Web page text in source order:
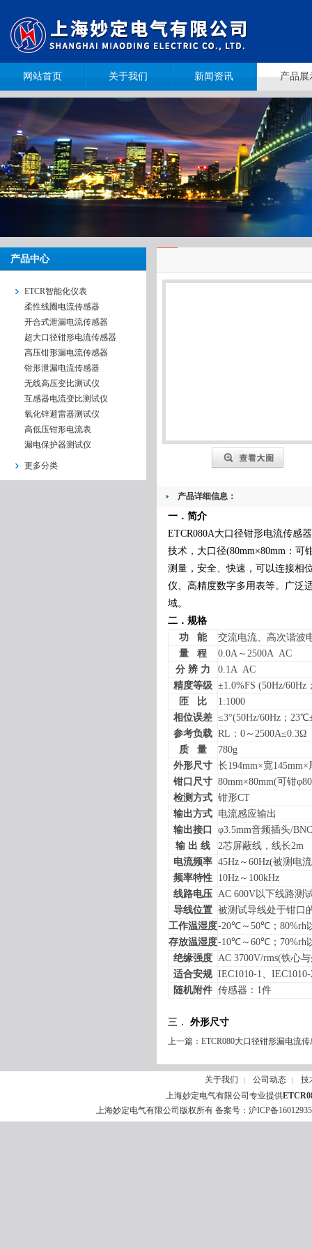
网站首页 关于我们 新闻资讯 产品展
产品中心
ETCR智能化仪表
柔性线圈电流传感器
开合式泄漏电流传感器
超大口径钳形电流传感器
高压钳形漏电流传感器
钳形泄漏电流传感器
无线高压变比测试仪
互感器电流变比测试仪
氧化锌避雷器测试仪
高低压钳形电流表
漏电保护器测试仪
更多分类
产品详细信息：
一． 简介
ETCR080A大口径钳形电流传感器
技术，大口径(80mm×80mm：可
测量，安全、快速，可以连接相
仪、高精度数字多用表等。广泛
域。
二． 规格
功
能
交流电流、高次谐波
量
程 0.0A～ 2500AAC
分 辨 力
0.1AAC
精度等级 ±1.0%FS (50Hz/60Hz
匝
比
1:1000
相位误差 ≤3°(50Hz/60Hz； 23
参考负载 RL ： 0～ 2500A≤0.3Ω
质
量
780g
外形尺寸 长194mm×宽145mm×
钳口尺寸 80mm×80mm(可钳φ
检测方式 钳形CT
输出方式
电流感应输出
输出接口
φ3.5mm音频插头/BNC
输 出 线
2芯屏蔽线，线长2m
电流频率 45Hz～ 60Hz(被测电
频率特性
10Hz～ 100kHz
线路电压 AC 600V以下线路测
导线位置 被测试导线处于钳口
工作温湿度-20℃～ 50℃； 80%rh
存放温湿度-10℃～ 60℃； 70%rh
绝缘强度 AC 3700V/rms(铁心
适合安规 IEC1010-1、 IEC1010-
随机附件 传感器： 1件
三． 外形尺寸
上一篇： ETCR080大口径钳形漏电流传
关于我们 | 公司动态 |
技
上海妙定电气有限公司专业提供
上海妙定电气有限公司版权所有 备案号： 沪ICP备